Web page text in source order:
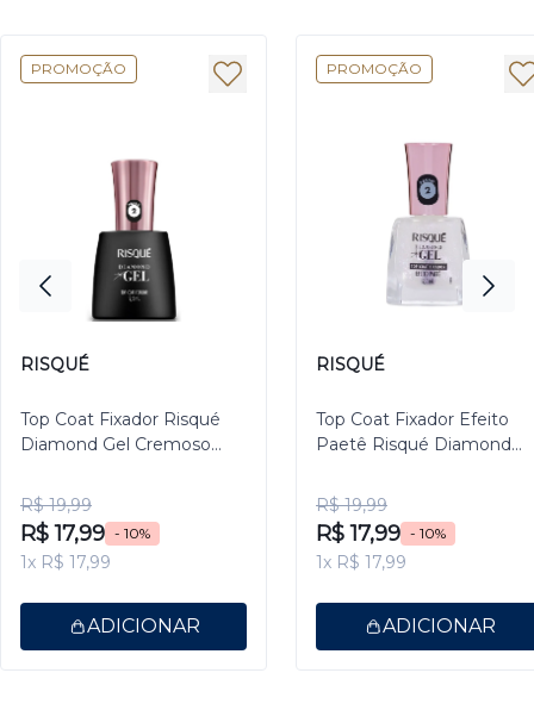
PROMOÇÃO
RISQUÉ
Top Coat Fixador Risqué
Diamond Gel Cremoso
R$ 19,99
R$ 17,99 - 10%
1x R$ 17,99
ADICIONAR
PROMOÇÃO
RISQUÉ
Top Coat Fixador Efeito
Paetê Risqué Diamond
R$ 19,99
R$ 17,99 - 10%
1x R$ 17,99
ADICIONAR